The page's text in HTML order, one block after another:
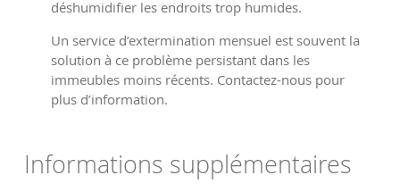
déshumidifier les endroits trop humides.
Un service d’extermination mensuel est souvent la
solution à ce problème persistant dans les
immeubles moins récents. Contactez-nous pour
plus d’information.
Informations supplémentaires